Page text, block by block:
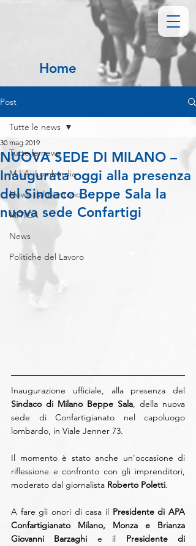
Home
Post
Tutte le news
M.I.A. Lombardia
News dal territorio
MITICA
News
Politiche del Lavoro
Tutte le news
NUOVA SEDE DI MILANO –
Inaugurata oggi alla presenza
del Sindaco Beppe Sala la
nuova sede Confartigi
30 mag 2019
Sindaco di Milano Beppe Sala, della nuova
sede di Confartigianato nel capoluogo
lombardo, in Viale Jenner 73.
Il momento è stato anche un'occasione di
riflessione e confronto con gli imprenditori,
moderato dal giornalista Roberto Poletti.
A fare gli onori di casa il Presidente di APA
Confartigianato Milano, Monza e Brianza
Giovanni Barzaghi e il Presidente di